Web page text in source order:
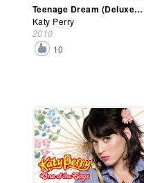
Teenage Dream (Deluxe Edition)
Katy Perry
2010
10